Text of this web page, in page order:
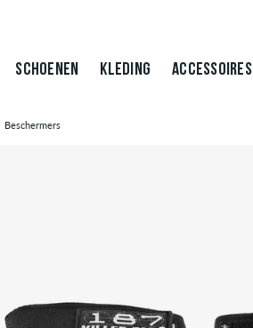
SCHOENEN KLEDING ACCESSOIRES
Beschermers